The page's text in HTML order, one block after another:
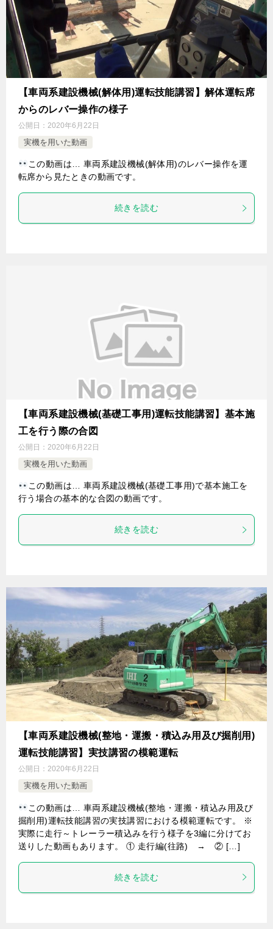
【車両系建設機械(解体用)運転技能講習】解体運転席
からのレバー操作の様子
公開日： 2020年6月22日
実機を用いた動画
この動画は… 車両系建設機械(解体用)のレバー操作を運
転席から見たときの動画です。
続きを読む
【車両系建設機械(基礎工事用)運転技能講習】基本施
工を行う際の合図
公開日： 2020年6月22日
実機を用いた動画
この動画は… 車両系建設機械(基礎工事用)で基本施工を
行う場合の基本的な合図の動画です。
続きを読む
【車両系建設機械(整地・運搬・積込み用及び掘削用)
運転技能講習】実技講習の模範運転
公開日： 2020年6月22日
実機を用いた動画
この動画は… 車両系建設機械(整地・運搬・積込み用及び
掘削用)運転技能講習の実技講習における模範運転です。 ※
実際に走行～トレーラー積込みを行う様子を3編に分けてお
送りした動画もあります。 ① 走行編(往路) → ② […]
続きを読む